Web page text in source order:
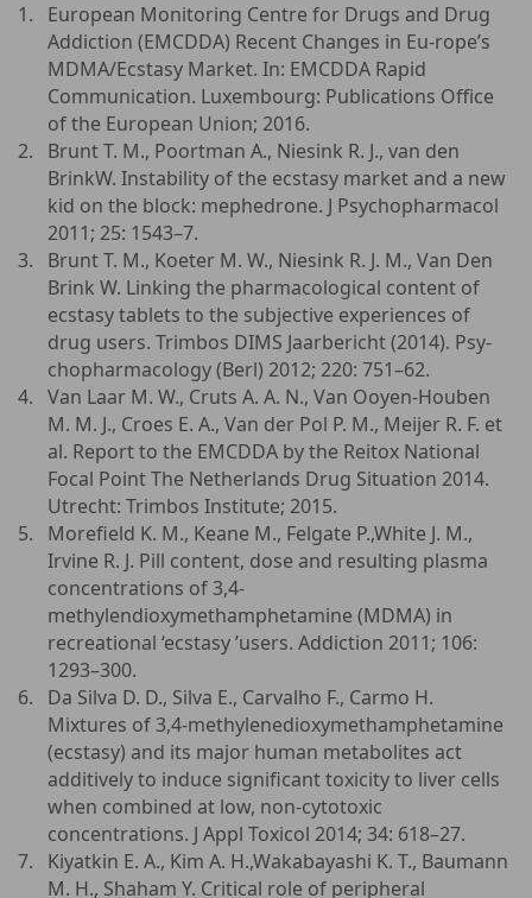
European Monitoring Centre for Drugs and Drug
Addiction (EMCDDA) Recent Changes in Eu-rope’s
MDMA/Ecstasy Market. In: EMCDDA Rapid
Communication. Luxembourg: Publications Office
of the European Union; 2016.
Brunt T. M., Poortman A., Niesink R. J., van den
BrinkW. Instability of the ecstasy market and a new
kid on the block: mephedrone. J Psychopharmacol
2011; 25: 1543–7.
Brunt T. M., Koeter M. W., Niesink R. J. M., Van Den
Brink W. Linking the pharmacological content of
ecstasy tablets to the subjective experiences of
drug users. Trimbos DIMS Jaarbericht (2014). Psy-
chopharmacology (Berl) 2012; 220: 751–62.
Van Laar M. W., Cruts A. A. N., Van Ooyen-Houben
M. M. J., Croes E. A., Van der Pol P. M., Meijer R. F. et
al. Report to the EMCDDA by the Reitox National
Focal Point The Netherlands Drug Situation 2014.
Utrecht: Trimbos Institute; 2015.
Morefield K. M., Keane M., Felgate P.,White J. M.,
Irvine R. J. Pill content, dose and resulting plasma
concentrations of 3,4-
methylendioxymethamphetamine (MDMA) in
recreational ‘ecstasy ’users. Addiction 2011; 106:
1293–300.
Da Silva D. D., Silva E., Carvalho F., Carmo H.
Mixtures of 3,4-methylenedioxymethamphetamine
(ecstasy) and its major human metabolites act
additively to induce significant toxicity to liver cells
when combined at low, non-cytotoxic
concentrations. J Appl Toxicol 2014; 34: 618–27.
Kiyatkin E. A., Kim A. H.,Wakabayashi K. T., Baumann
M. H., Shaham Y. Critical role of peripheral